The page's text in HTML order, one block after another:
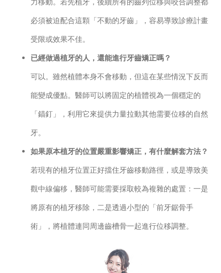
必須被迫配合這顆「不動的牙齒」，容易導致診療計畫
受限或效果不佳。
已經做過植牙的人，還能進行牙齒矯正嗎？
可以。雖然植體本身不會移動，但這在某些情況下反而
能變成優點。醫師可以將固定的植體視為一個穩定的
「錨釘」，利用它來提供力量拉動其他需要位移的自然
牙。
如果原本植牙的位置嚴重影響矯正，有什麼解套方法？
若現有的植牙位置正好擋住牙齒移動路徑，或是導致美
觀中線偏移，醫師可能需要採取較為複雜的處置：一是
將原有的植牙移除，二是透過小型的「前牙鋸骨手
術」，將植體連同周邊齒槽骨一起進行位移調整。